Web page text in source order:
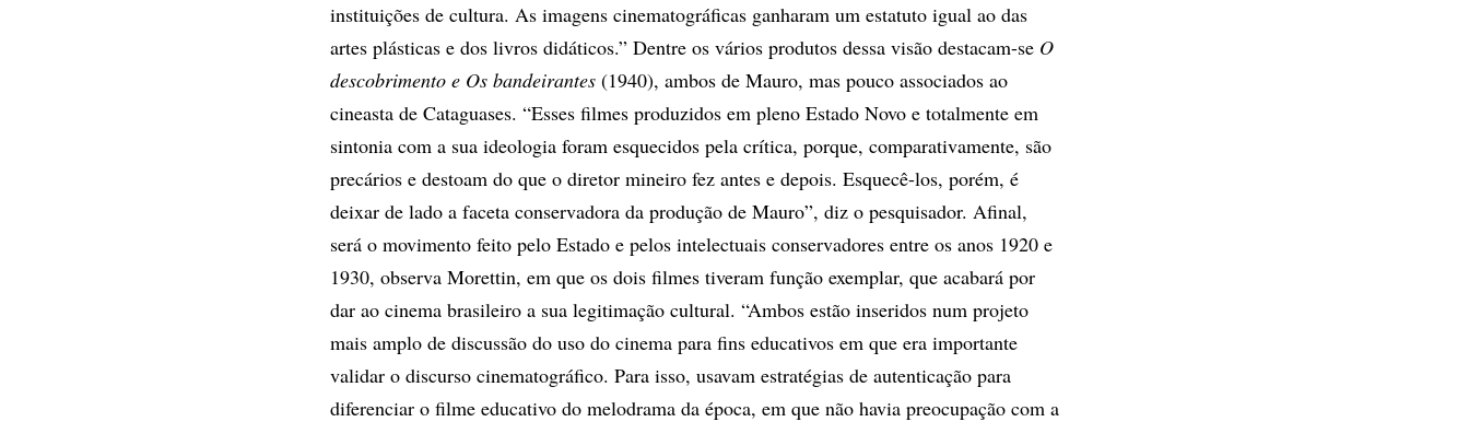
instituições de cultura. As imagens cinematográficas ganharam um estatuto igual ao das
artes plásticas e dos livros didáticos.” Dentre os vários produtos dessa visão destacam-se O
descobrimento e Os ban­deirantes (1940), ambos de Mauro, mas pouco associados ao
cineasta de Cataguases. “Esses filmes produzidos em pleno Estado Novo e totalmente em
sintonia com a sua ideologia foram esquecidos pela crítica, porque, comparativamente, são
precários e destoam do que o diretor mineiro fez antes e depois. Esquecê-los, porém, é
deixar de lado a faceta conservadora da produção de Mauro”, diz o pesquisador. Afinal,
será o movimento feito pelo Estado e pelos intelectuais conservadores entre os anos 1920 e
1930, observa Morettin, em que os dois filmes tiveram função exemplar, que acabará por
dar ao cinema brasileiro a sua legitimação cultural. “Ambos estão inseridos num projeto
mais amplo de discussão do uso do cinema para fins educativos em que era importante
validar o discurso cinematográfico. Para isso, usavam estratégias de autenticação para
diferenciar o filme educativo do melodrama da época, em que não havia preocupação com a